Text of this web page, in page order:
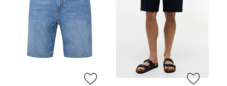
ZUR WUNSCHLISTE HINZUFÜGEN
ZUR